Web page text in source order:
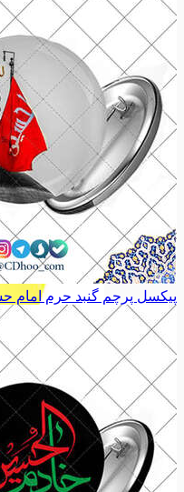
قلم قرآنی قلم
مذهبی
خانواده
دفاع
اجتماعی
سیاسی
همه دسته
فلش کارت
فلش
تابلو کاشی
مجموعه
مجموعه
میناکاری
طرح ویژه
پیکسل پرچم گنبد حرم امام